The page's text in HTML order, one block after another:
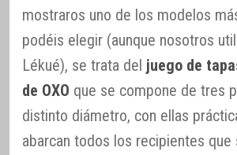
mostraros uno de los modelos
podéis elegir (aunque nosotros
Lékué), se trata del juego de
de OXO que se compone de tres
distinto diámetro, con ellas
abarcan todos los recipientes que